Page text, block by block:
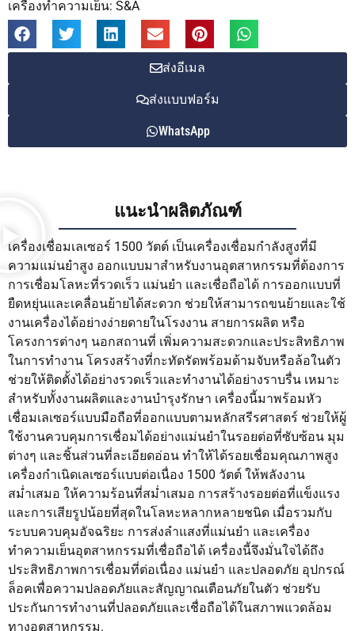
เครื่องทำความเย็น: S&A
ส่งอีเมล
ส่งแบบฟอร์ม
WhatsApp
แนะนำผลิตภัณฑ์
เครื่องเชื่อมเลเซอร์ 1500 วัตต์ เป็นเครื่องเชื่อมกำลังสูงที่มี
ความแม่นยำสูง ออกแบบมาสำหรับงานอุตสาหกรรมที่ต้องการ
การเชื่อมโลหะที่รวดเร็ว แม่นยำ และเชื่อถือได้ การออกแบบที่
ยืดหยุ่นและเคลื่อนย้ายได้สะดวก ช่วยให้สามารถขนย้ายและใช้
งานเครื่องได้อย่างง่ายดายในโรงงาน สายการผลิต หรือ
โครงการต่างๆ นอกสถานที่ เพิ่มความสะดวกและประสิทธิภาพ
ในการทำงาน โครงสร้างที่กะทัดรัดพร้อมด้ามจับหรือล้อในตัว
ช่วยให้ติดตั้งได้อย่างรวดเร็วและทำงานได้อย่างราบรื่น เหมาะ
สำหรับทั้งงานผลิตและงานบำรุงรักษา เครื่องนี้มาพร้อมหัว
เชื่อมเลเซอร์แบบมือถือที่ออกแบบตามหลักสรีรศาสตร์ ช่วยให้ผู้
ใช้งานควบคุมการเชื่อมได้อย่างแม่นยำในรอยต่อที่ซับซ้อน มุม
ต่างๆ และชิ้นส่วนที่ละเอียดอ่อน ทำให้ได้รอยเชื่อมคุณภาพสูง
เครื่องกำเนิดเลเซอร์แบบต่อเนื่อง 1500 วัตต์ ให้พลังงาน
สม่ำเสมอ ให้ความร้อนที่สม่ำเสมอ การสร้างรอยต่อที่แข็งแรง
และการเสียรูปน้อยที่สุดในโลหะหลากหลายชนิด เมื่อรวมกับ
ระบบควบคุมอัจฉริยะ การส่งลำแสงที่แม่นยำ และเครื่อง
ทำความเย็นอุตสาหกรรมที่เชื่อถือได้ เครื่องนี้จึงมั่นใจได้ถึง
ประสิทธิภาพการเชื่อมที่ต่อเนื่อง แม่นยำ และปลอดภัย อุปกรณ์
ล็อคเพื่อความปลอดภัยและสัญญาณเตือนภัยในตัว ช่วยรับ
ประกันการทำงานที่ปลอดภัยและเชื่อถือได้ในสภาพแวดล้อม
ทางอุตสาหกรรม.